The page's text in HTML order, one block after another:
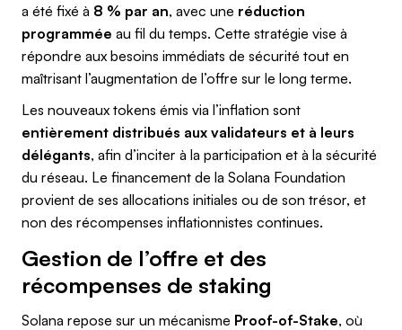
a été fixé à 8 % par an, avec une réduction
programmée au fil du temps. Cette stratégie vise à
répondre aux besoins immédiats de sécurité tout en
maîtrisant l’augmentation de l’offre sur le long terme.
Les nouveaux tokens émis via l’inflation sont
entièrement distribués aux validateurs et à leurs
délégants, afin d’inciter à la participation et à la sécurité
du réseau. Le financement de la Solana Foundation
provient de ses allocations initiales ou de son trésor, et
non des récompenses inflationnistes continues.
Gestion de l’offre et des
récompenses de staking
Solana repose sur un mécanisme Proof-of-Stake, où